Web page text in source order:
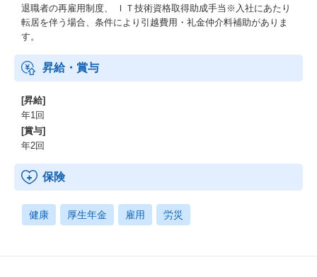
退職者の再雇用制度、 ＩＴ技術資格取得助成手当※入社にあたり
転居を伴う場合、条件により引越費用・礼金仲介料補助がありま
す。
昇給・賞与
[昇給]
年1回
[賞与]
年2回
保険
健康 厚生年金 雇用 労災